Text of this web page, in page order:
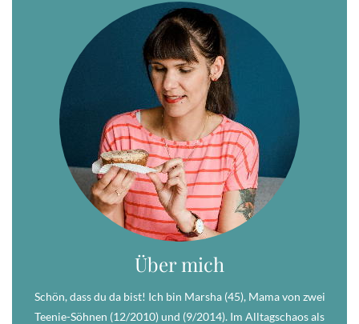
Über mich
Schön, dass du da bist! Ich bin Marsha (45), Mama von zwei
Teenie-Söhnen (12/2010) und (9/2014). Im Alltagschaos als